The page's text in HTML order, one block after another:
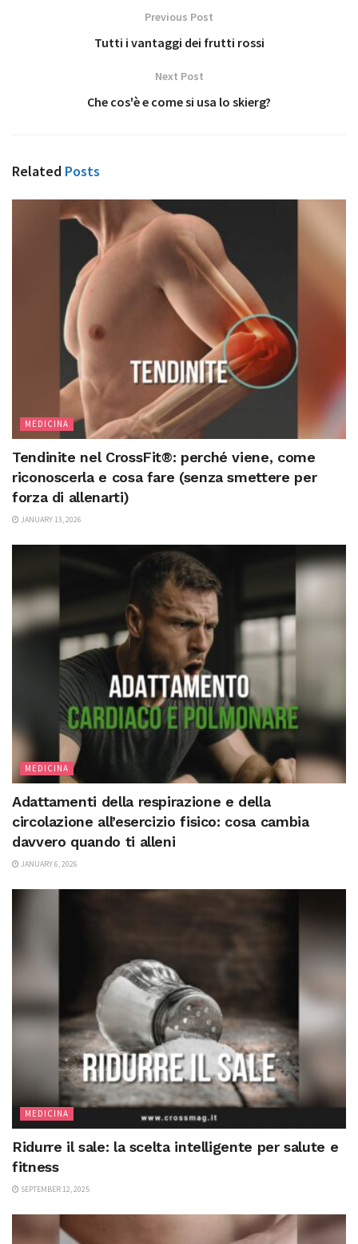
Previous Post
Tutti i vantaggi dei frutti rossi
Next Post
Che cos'è e come si usa lo skierg?
Related Posts
MEDICINA
Tendinite nel CrossFit®: perché viene, come
riconoscerla e cosa fare (senza smettere per
forza di allenarti)
JANUARY 13, 2026
MEDICINA
Adattamenti della respirazione e della
circolazione all’esercizio fisico: cosa cambia
davvero quando ti alleni
JANUARY 6, 2026
MEDICINA
Ridurre il sale: la scelta intelligente per salute e
fitness
SEPTEMBER 12, 2025